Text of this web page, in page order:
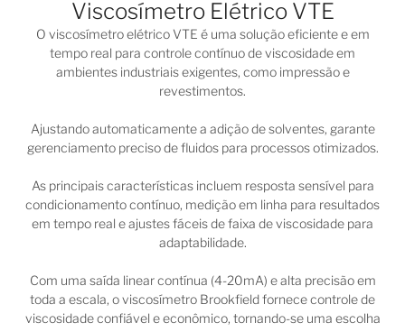
Viscosímetro Elétrico VTE
O viscosímetro elétrico VTE é uma solução eficiente e em
tempo real para controle contínuo de viscosidade em
ambientes industriais exigentes, como impressão e
revestimentos.
Ajustando automaticamente a adição de solventes, garante
gerenciamento preciso de fluidos para processos otimizados.
As principais características incluem resposta sensível para
condicionamento contínuo, medição em linha para resultados
em tempo real e ajustes fáceis de faixa de viscosidade para
adaptabilidade.
Com uma saída linear contínua (4-20mA) e alta precisão em
toda a escala, oviscosímetro Brookfieldfornece controle de
viscosidade confiável e econômico, tornando-se uma escolha